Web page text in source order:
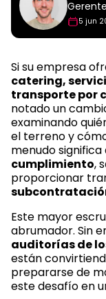
5 jun
Si su empresa
catering,
transporte por
notado un
examinando
el terreno y
menudo
cumplimiento,
proporcionar
Este mayor
abrumador. Sin
auditorías de
están
prepararse de
este desafío en